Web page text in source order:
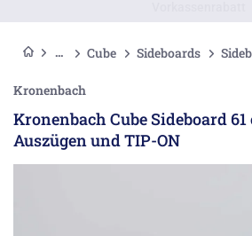
Cube Sideboards
Kronenbach
Kronenbach Cube Sideboard
Auszügen und TIP-ON